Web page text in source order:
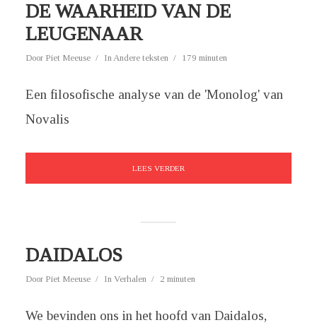
DE WAARHEID VAN DE
LEUGENAAR
Door Piet Meeuse InAndere teksten 179 minuten
Een filosofische analyse van de 'Monolog' van
Novalis
LEES VERDER
DAIDALOS
Door Piet Meeuse In Verhalen 2 minuten
We bevinden ons in het hoofd van Daidalos,